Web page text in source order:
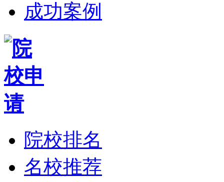
成功案例
院校排名
名校推荐